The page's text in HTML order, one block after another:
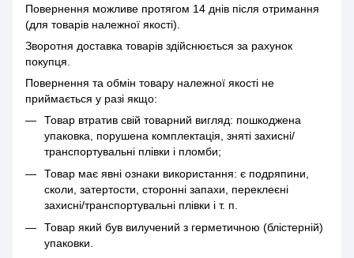
Повернення можливе протягом 14 днів після отримання
(для товарів належної якості).
Зворотня доставка товарів здійснюється за рахунок
покупця.
Повернення та обмін товару належної якості не
приймається у разі якщо:
Товар втратив свій товарний вигляд: пошкоджена
упаковка, порушена комплектація, зняті захисні/
транспортувальні плівки і пломби;
Товар має явні ознаки використання: є подряпини,
сколи, затертости, сторонні запахи, переклеєні
захисні/транспортувальні плівки і т. п.
Товар який був вилучений з герметичною (блістерній)
упаковки.